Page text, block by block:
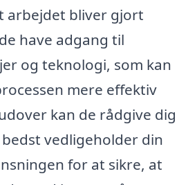
arbejdet bliver gjort
have adgang til
og teknologi, som kan
mere effektiv
kan de rådgive dig
vedligeholder din
for at sikre, at